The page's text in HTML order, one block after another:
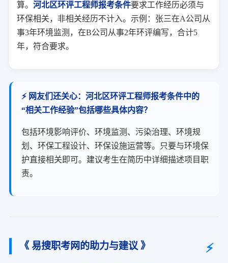
算。 河北区环评工程师报考条件要求工作经历必须与
环保相关，非相关经历不计入。示例：张三在A公司从
事3年环境监测，在B公司从事2年环评编写，合计5
年，符合要求。
⚡ 网友们还关心：河北区环评工程师报考条件中的
“相关工作经验”包括哪些具体内容？
包括环境影响评价、环境监测、污染治理、环境规
划、环保工程设计、环保设施运营等。只要与环境保
护直接相关即可。建议考生在简历中详细描述项目职
责。
《 易搜职考网的助力与建议 》